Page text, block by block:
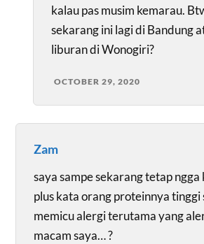
kalau pas musim kemarau.
sekarang ini lagi di Bandung
liburan di Wonogiri?
OCTOBER 29, 2020
Zam
saya sampe sekarang tetap ngga
plus kata orang proteinnya tinggi
memicu alergi terutama yang
macam saya… ?